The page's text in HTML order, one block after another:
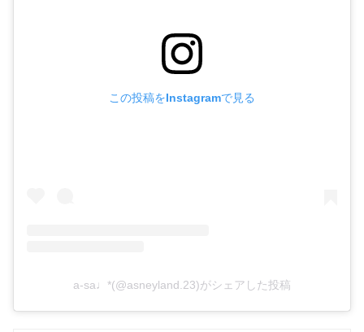
この投稿をInstagramで見る
a-sa♩*(@asneyland.23)がシェアした投稿